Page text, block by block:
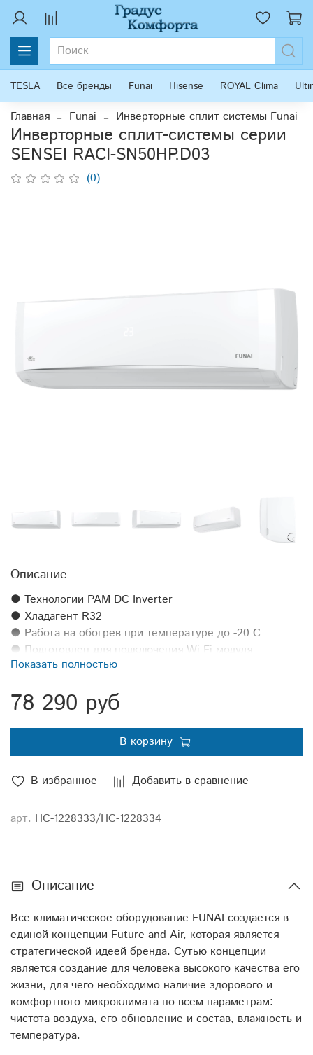
TESLA Все бренды Funai Hisense ROYAL Clima
Главная Funai Инверторные сплит системы Funai
Инверторные сплит-системы серии
SENSEI RACI-SN50HP.D03
(0)
В избранное Добавить в сравнение
арт. НС-1228333/НС-1228334
Описание
● Технологии PAM DC Inverter
● Хладагент R32
● Работа на обогрев при температуре до -20 С
● Подготовлен для подключения Wi-Fi модуля
● Усиленные фильтры HD Extreme + 4 сменных
● Низкий уровень шума от 19 дБ(А)
● Режим SMART FEEL, SMART Air, SILENT, FUZZY,
● Функция SMART Clean
● Режим антизамерзание ANTI FROST]]>
Показать полностью
78 290 руб
В корзину
Описание
Все климатическое оборудование FUNAI создается в
единой концепции Future and Air, которая является
стратегической идеей бренда. Сутью концепции
является создание для человека высокого качества его
жизни, для чего необходимо наличие здорового и
комфортного микроклимата по всем параметрам:
чистота воздуха, его обновление и состав, влажность и
температура.